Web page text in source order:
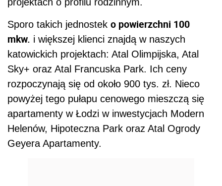
Sporo takich jednostek o powierzchni 100
mkw. i większej klienci znajdą w naszych
katowickich projektach: Atal Olimpijska, Atal
Sky+ oraz Atal Francuska Park. Ich ceny
rozpoczynają się od około 900 tys. zł. Nieco
powyżej tego pułapu cenowego mieszczą się
apartamenty w Łodzi w inwestycjach Modern
Helenów, Hipoteczna Park oraz Atal Ogrody
Geyera Apartamenty.